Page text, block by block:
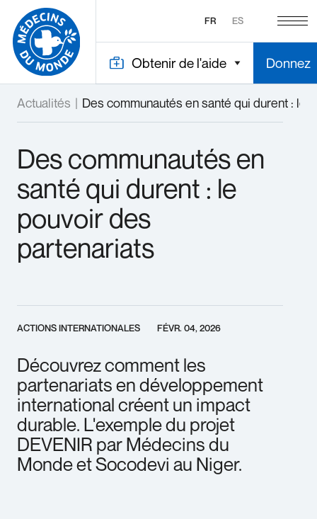
FR ES
Obtenir de l'aide Donnez
Actualités | Des communautés en santé qui durent : le
Des communautés en
santé qui durent : le
pouvoir des
partenariats
ACTIONS INTERNATIONALES FÉVR. 04, 2026
Découvrez comment les
partenariats en développement
international créent un impact
durable. L'exemple du projet
DEVENIR par Médecins du
Monde et Socodevi au Niger.